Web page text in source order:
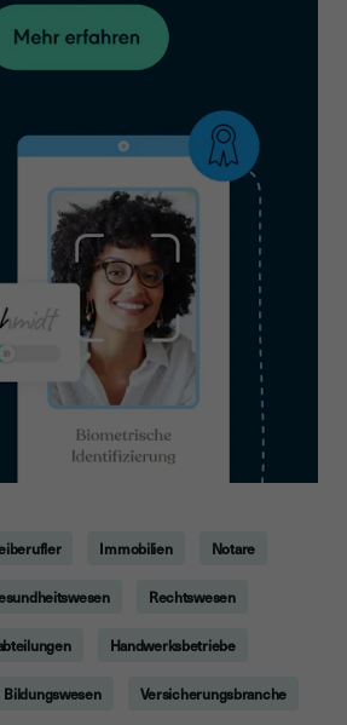
Immobilien Notare
Rechtswesen
Handwerksbetriebe
Bildungswesen Versicherungsbranche